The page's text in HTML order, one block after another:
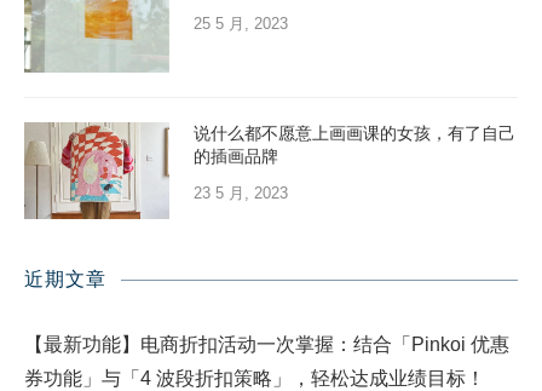
25 5 月, 2023
说什么都不愿意上画画课的女孩，有了自己
的插画品牌
23 5 月, 2023
近期文章
【最新功能】电商折扣活动一次掌握：结合「Pinkoi 优惠
券功能」与「4 波段折扣策略」，轻松达成业绩目标！